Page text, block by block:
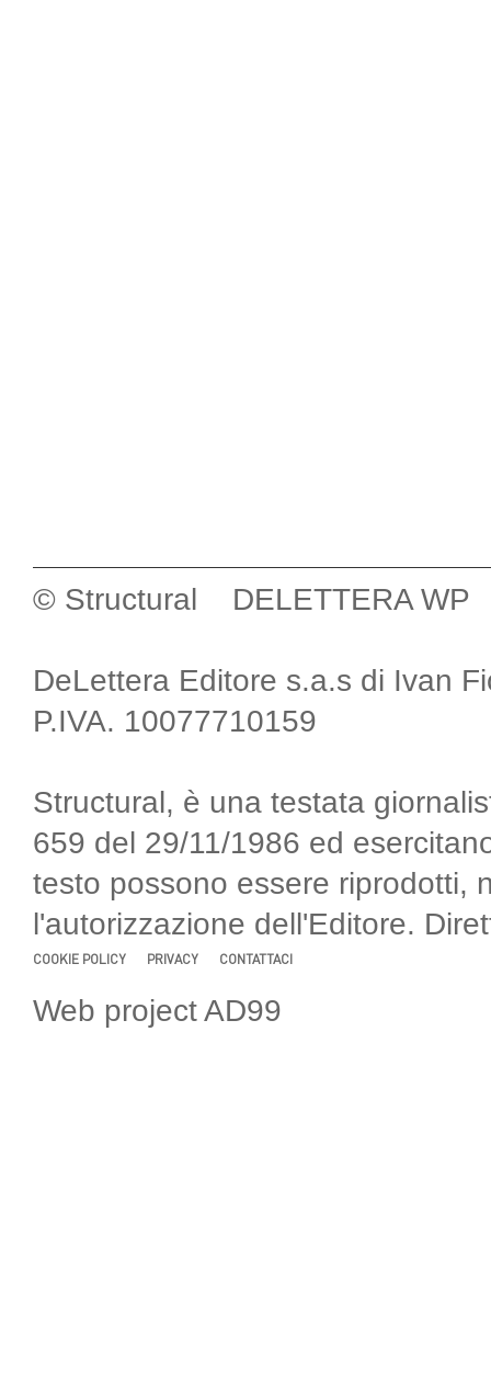
© Structural DELETTERA WP
DeLettera Editore s.a.s di Ivan
P.IVA. 10077710159
Structural, è una testata
659 del 29/11/1986 ed
testo possono essere riprodotti,
l'autorizzazione dell'Editore.
COOKIE POLICY PRIVACY CONTATTACI
Web project AD99